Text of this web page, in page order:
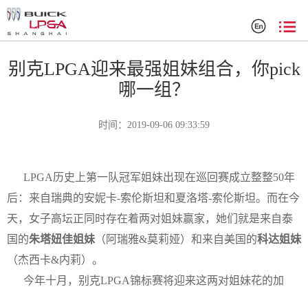
别克LPGA迎来最强姐妹组合，你pick
哪一组？
时间：2019-09-06 09:33:59
LPGA历史上第一队冠军姐妹出现在巡回赛成立整整50年
后：来自瑞典的安妮卡-索伦斯坦和夏洛塔-索伦斯坦。而在今
天，女子高坛正同时存在着两对姐妹赢家，她们就是来自泰
国的朱塔妞佳姐妹 （阿瑞雅&莫莉娅）和来自美国的科达姐妹
（杰西卡&内莉）。
今年十月，别克LPGA锦标赛将迎来这两对姐妹花的加